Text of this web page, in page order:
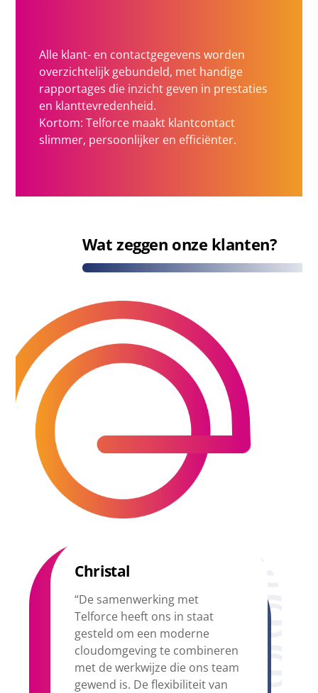
Alle klant- en contactgegevens worden
overzichtelijk gebundeld, met handige
rapportages die inzicht geven in prestaties
en klanttevredenheid.
Kortom: Telforce maakt klantcontact
slimmer, persoonlijker en efficiënter.
Wat zeggen onze klanten?
Christal
“De samenwerking met
Telforce heeft ons in staat
gesteld om een moderne
cloudomgeving te combineren
met de werkwijze die ons team
gewend is. De flexibiliteit van